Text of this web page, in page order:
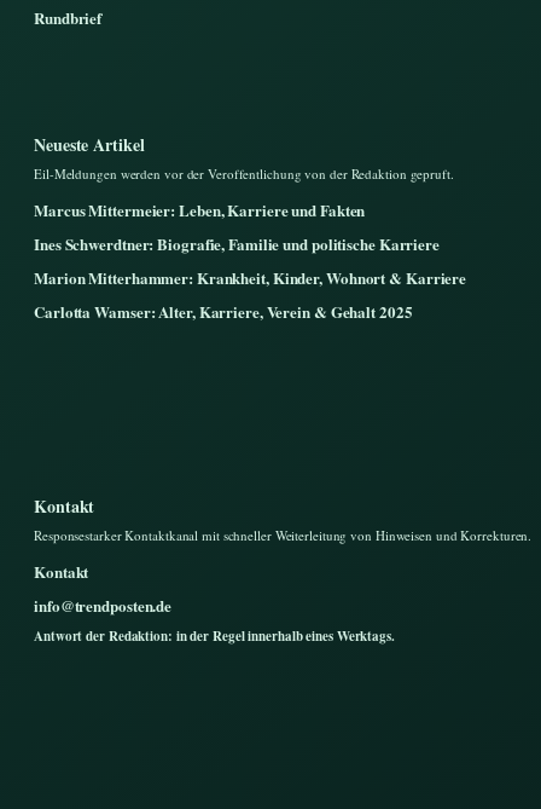
Rundbrief
Neueste Artikel
Eil-Meldungen werden vor der Veroffentlichung von der Redaktion gepruft.
Marcus Mittermeier: Leben, Karriere und Fakten
Ines Schwerdtner: Biografie, Familie und politische Karriere
Marion Mitterhammer: Krankheit, Kinder, Wohnort & Karriere
Carlotta Wamser: Alter, Karriere, Verein & Gehalt 2025
Kontakt
Responsestarker Kontaktkanal mit schneller Weiterleitung von Hinweisen und Korrekturen.
Kontakt
info@trendposten.de
Antwort der Redaktion: in der Regel innerhalb eines Werktags.